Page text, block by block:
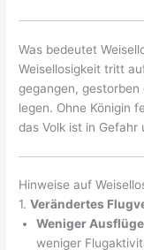
Was bedeutet
Weisellosigkeit tritt
gegangen, gestorben
legen. Ohne Königin
das Volk ist in
Hinweise auf
1.Verändertes
Weniger
weniger